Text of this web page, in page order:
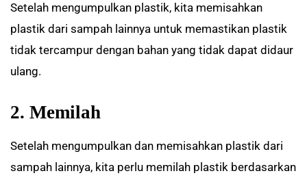
Setelah mengumpulkan plastik, kita memisahkan
plastik dari sampah lainnya untuk memastikan plastik
tidak tercampur dengan bahan yang tidak dapat didaur
ulang.
2. Memilah
Setelah mengumpulkan dan memisahkan plastik dari
sampah lainnya, kita perlu memilah plastik berdasarkan